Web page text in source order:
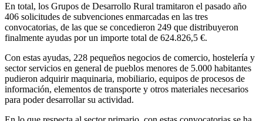
En total, los Grupos de Desarrollo Rural tramitaron el pasado año
406 solicitudes de subvenciones enmarcadas en las tres
convocatorias, de las que se concedieron 249 que distribuyeron
finalmente ayudas por un importe total de 624.826,5 €.
Con estas ayudas, 228 pequeños negocios de comercio, hostelería y
sector servicios en general de pueblos menores de 5.000 habitantes
pudieron adquirir maquinaria, mobiliario, equipos de procesos de
información, elementos de transporte y otros materiales necesarios
para poder desarrollar su actividad.